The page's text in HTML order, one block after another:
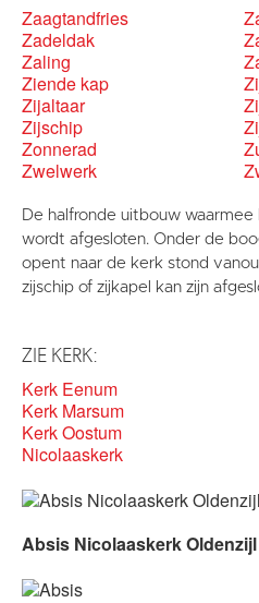
Zaagtandfries
Zadeldak
Zaling
Ziende kap
Zijaltaar
Zijschip
Zonnerad
Zwelwerk
De halfronde uitbouw
wordt afgesloten. Onder de
opent naar de kerk stond
zijschip of zijkapel kan zijn
ZIE KERK:
Kerk Eenum
Kerk Marsum
Kerk Oostum
Nicolaaskerk
Absis Nicolaaskerk Oldenzijl